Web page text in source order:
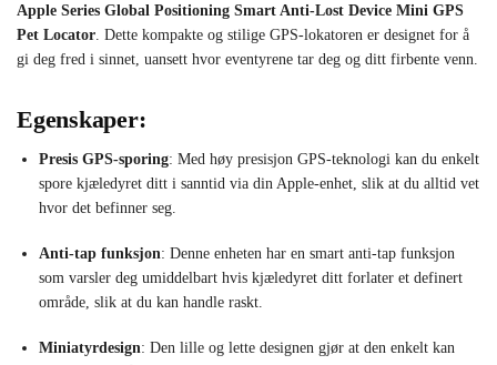
Apple Series Global Positioning Smart Anti-Lost Device Mini GPS
Pet Locator. Dette kompakte og stilige GPS-lokatoren er designet for å
gi deg fred i sinnet, uansett hvor eventyrene tar deg og ditt firbente venn.
Egenskaper:
Presis GPS-sporing: Med høy presisjon GPS-teknologi kan du enkelt
spore kjæledyret ditt i sanntid via din Apple-enhet, slik at du alltid vet
hvor det befinner seg.
Anti-tap funksjon: Denne enheten har en smart anti-tap funksjon
som varsler deg umiddelbart hvis kjæledyret ditt forlater et definert
område, slik at du kan handle raskt.
Miniatyrdesign: Den lille og lette designen gjør at den enkelt kan